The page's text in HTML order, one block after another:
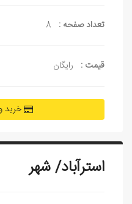
تعداد صفحه : 8
قیمت : رایگان
خرید
استرآباد/ شهر